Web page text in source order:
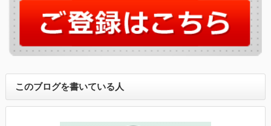
このブログを書いている人